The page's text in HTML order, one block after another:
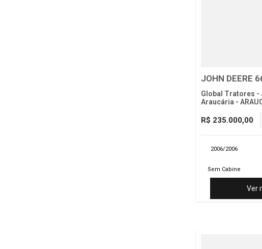
JOHN DEERE
Global Tratores -
Araucária -
R$ 235.000,00
2006/2006
Sem Cabine
Ver